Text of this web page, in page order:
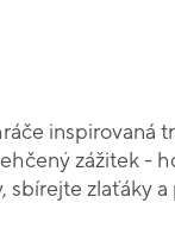
inspirovaná
zážitek -
sbírejte zlaťáky
Plošinovka